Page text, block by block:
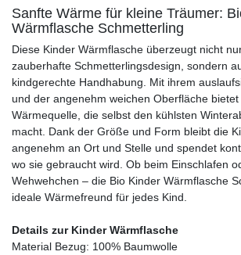
Sanfte Wärme für kleine Träumer:
Wärmflasche Schmetterling
Diese Kinder Wärmflasche überzeugt nicht
zauberhafte Schmetterlingsdesign, sondern
kindgerechte Handhabung. Mit ihrem
und der angenehm weichen Oberfläche
Wärmequelle, die selbst den kühlsten
macht. Dank der Größe und Form bleibt die
angenehm an Ort und Stelle und spendet
wo sie gebraucht wird. Ob beim Einschlafen
Wehwehchen – die Bio Kinder Wärmflasche
ideale Wärmefreund für jedes Kind.
Details zur Kinder Wärmflasche
Material Bezug: 100% Baumwolle